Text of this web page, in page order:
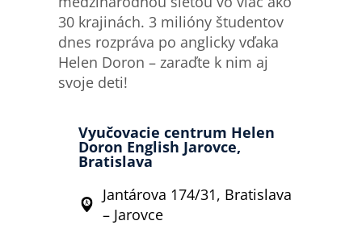
30 krajinách. 3 milióny študentov
dnes rozpráva po anglicky vďaka
Helen Doron – zaraďte k nim aj
svoje deti!
Vyučovacie centrum Helen
Doron English Jarovce,
Bratislava
Jantárova 174/31, Bratislava
– Jarovce